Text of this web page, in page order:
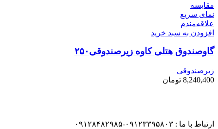
مقایسه
نمای سریع
علاقه‌مندم
افزودن به سبد خرید
گاوصندوق هتلی کاوه زیرصندوقی۲۵۰
زیرصندوقی
8,240,400 تومان
ارتباط با ما : ۰۹۱۲۳۳۹۵۸۰۳-۰۹۱۲۸۴۸۲۹۸۵